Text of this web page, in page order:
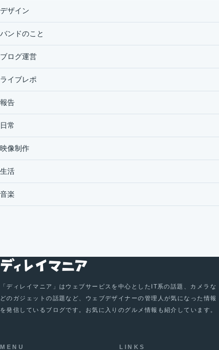
デザイン
バンドのこと
ブログ運営
ライブレポ
報告
日常
映像制作
生活
音楽
「ディレイマニア」はウェブサービスを中心としたIT系の話題、カメラな
どのガジェットの話題など、ウェブデザイナーの管理人が気になった情報
を発信しているブログです。お気に入りのグルメ情報も紹介しています。
MENU LINKS